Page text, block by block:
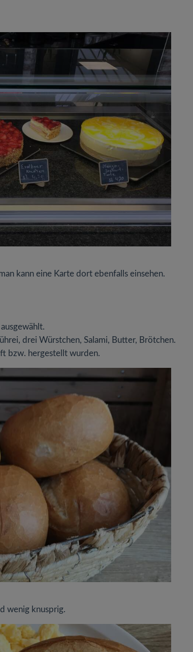
kann eine Karte dort ebenfalls einsehen.
drei Würstchen, Salami, Butter, Brötchen.
bzw. hergestellt wurden.
wenig knusprig.